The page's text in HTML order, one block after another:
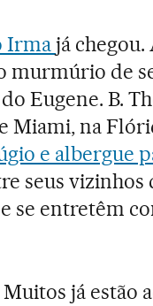
Irmajá chegou.
murmúrio de
Eugene. B.
Miami, na
e albergue
seus
se entretêm
Muitos já estão